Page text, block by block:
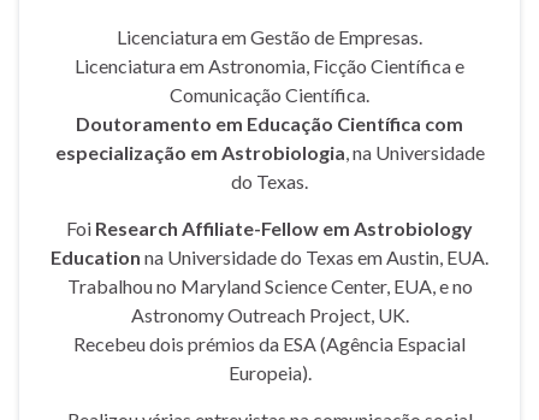
Licenciatura em Gestão de Empresas.
Licenciatura em Astronomia, Ficção Científica e
Comunicação Científica.
Doutoramento em Educação Científica com
especialização em Astrobiologia, na Universidade
do Texas.
Foi Research Affiliate-Fellow em Astrobiology
Education na Universidade do Texas em Austin, EUA.
Trabalhou no Maryland Science Center, EUA, e no
Astronomy Outreach Project, UK.
Recebeu dois prémios da ESA (Agência Espacial
Europeia).